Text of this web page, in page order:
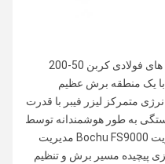
این ماشین به طور خاص برای صفحه های فولادی کربن 50-200
یک منطقه برش عظیم
3000 میلی متر.انرژی متمرکز لیزر فیبر با قدرت
به طور هوشمندانه توسط
نرم افزار برش پیچ پیچ پیچ پیچ کامپوزیت Bochu FS9000 مدیریت
پیچیده مسیر برش و تنظیم